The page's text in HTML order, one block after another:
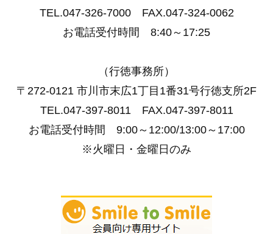
TEL.047-326-7000 FAX.047-324-0062
お電話受付時間 8:40～17:25
（行徳事務所）
〒272-0121 市川市末広1丁目1番31号行徳支所2F
TEL.047-397-8011 FAX.047-397-8011
お電話受付時間 9:00～12:00/13:00～17:00
※火曜日・金曜日のみ